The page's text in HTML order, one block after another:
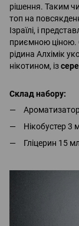
рішення. Таким
топ на
Ізраїлі, і
приємною ціною.
рідина Алхімік
нікотином, із
Склад набору:
Нікобустер 3
Гліцерин 15